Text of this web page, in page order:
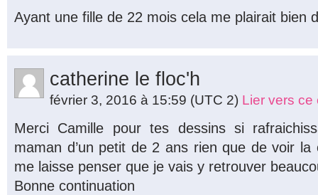
Ayant une fille de 22 mois cela me plairait bien
catherine le floc'h
février 3, 2016 à 15:59 (UTC 2) Lier vers ce
Merci Camille pour tes dessins si
maman d’un petit de 2 ans rien que de voir
me laisse penser que je vais y retrouver
Bonne continuation